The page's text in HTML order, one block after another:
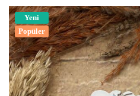
Yeni
Popüler